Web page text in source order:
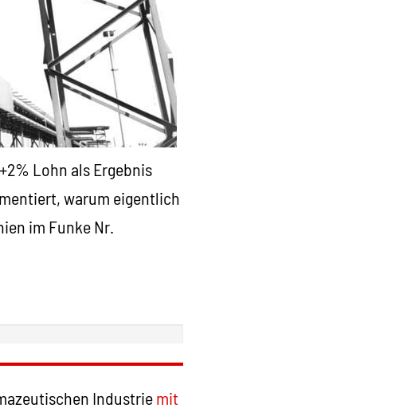
Lohn als Ergebnis
warum eigentlich
im Funke Nr.
Industriemit